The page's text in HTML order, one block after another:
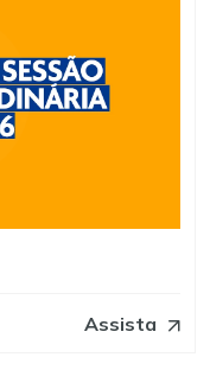
Assista